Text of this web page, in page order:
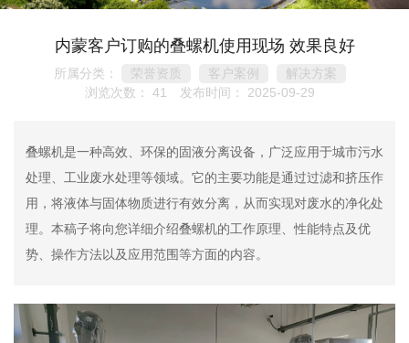
内蒙客户订购的叠螺机使用现场 效果良好
所属分类： 荣誉资质 客户案例
解决方案
浏览次数： 41 发布时间： 2025-09-29
叠螺机是一种高效、环保的固液分离设备，广泛应用于城市污水
处理、工业废水处理等领域。它的主要功能是通过过滤和挤压作
用，将液体与固体物质进行有效分离，从而实现对废水的净化处
理。本稿子将向您详细介绍叠螺机的工作原理、性能特点及优
势、操作方法以及应用范围等方面的内容。